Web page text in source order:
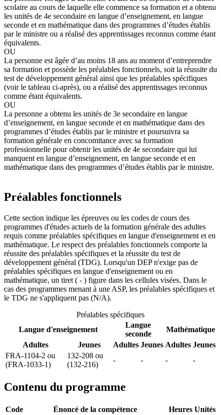
scolaire au cours de laquelle elle commence sa formation et a obtenu
les unités de 4e secondaire en langue d’enseignement, en langue
seconde et en mathématique dans des programmes d’études établis
par le ministre ou a réalisé des apprentissages reconnus comme étant
équivalents.
OU
La personne est âgée d’au moins 18 ans au moment d’entreprendre
sa formation et possède les préalables fonctionnels, soit la réussite du
test de développement général ainsi que les préalables spécifiques
(voir le tableau ci-après), ou a réalisé des apprentissages reconnus
comme étant équivalents.
OU
La personne a obtenu les unités de 3e secondaire en langue
d’enseignement, en langue seconde et en mathématique dans des
programmes d’études établis par le ministre et poursuivra sa
formation générale en concomitance avec sa formation
professionnelle pour obtenir les unités de 4e secondaire qui lui
manquent en langue d’enseignement, en langue seconde et en
mathématique dans des programmes d’études établis par le ministre.
Préalables fonctionnels
Cette section indique les épreuves ou les codes de cours des
programmes d'études actuels de la formation générale des adultes
requis comme préalables spécifiques en langue d'enseignement et en
mathématique. Le respect des préalables fonctionnels comporte la
réussite des préalables spécifiques et la réussite du test de
développement général (TDG). Lorsqu'un DEP n'exige pas de
préalables spécifiques en langue d'enseignement ou en
mathématique, un tiret ( - ) figure dans les cellules visées. Dans le
cas des programmes menant à une ASP, les préalables spécifiques et
le TDG ne s'appliquent pas (N/A).
Préalables spécifiques
Langue d'enseignement
Langue
seconde
Mathématique
Adultes
Jeunes Adultes Jeunes Adultes Jeunes
FRA-1104-2 ou
(FRA-1033-1)
132-208 ou
(132-216)
- - - -
Contenu du programme
Code Énoncé de la compétence Heures Unités